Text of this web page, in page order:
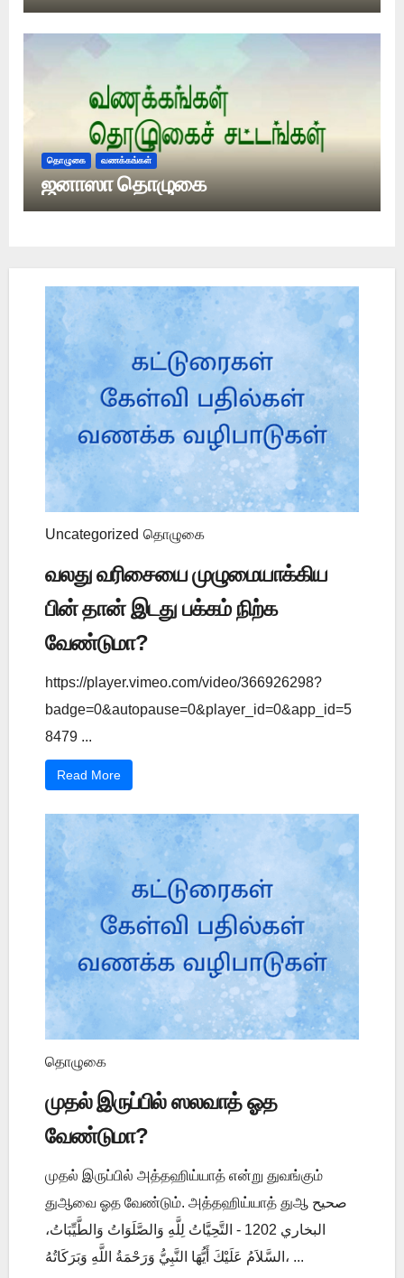
தொழுகை வணக்கங்கள்
ஜனாஸா தொழுகை
Uncategorized தொழுகை
வலது வரிசையை முழுமையாக்கிய
பின் தான் இடது பக்கம் நிற்க
வேண்டுமா?
https://player.vimeo.com/video/366926298?
badge=0&autopause=0&player_id=0&app_id=5
8479 ...
Read More
தொழுகை
முதல் இருப்பில் ஸலவாத் ஓத
வேண்டுமா?
முதல் இருப்பில் அத்தஹிய்யாத் என்று துவங்கும்
துஆவை ஓத வேண்டும். அத்தஹிய்யாத் துஆ صحيح
البخاري 1202 - التَّحِيَّاتُ لِلَّهِ وَالصَّلَوَاتُ وَالطَّيِّبَاتُ،
السَّلاَمُ عَلَيْكَ أَيُّهَا النَّبِيُّ وَرَحْمَةُ اللَّهِ وَبَرَكَاتُهُ، ...